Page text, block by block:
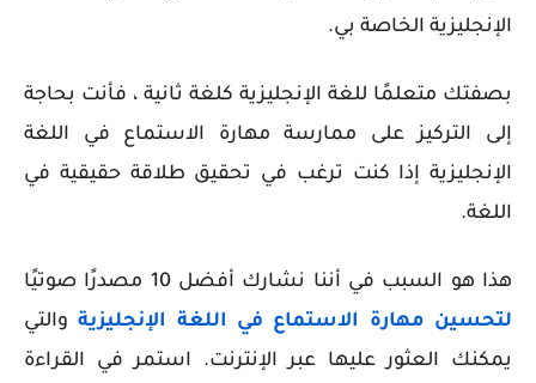
الإنجليزية الخاصة بي.
بصفتك متعلمًا للغة الإنجليزية كلغة ثانية ، فأنت بحاجة
إلى التركيز على ممارسة مهارة الاستماع في اللغة
الإنجليزية إذا كنت ترغب في تحقيق طلاقة حقيقية في
اللغة.
هذا هو السبب في أننا نشارك أفضل 10 مصدرًا صوتيًا
لتحسين مهارة الاستماع في اللغة الإنجليزيةوالتي
يمكنك العثور عليها عبر الإنترنت. استمر في القراءة